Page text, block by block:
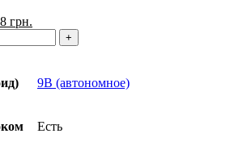
грн.
9В (автономное)
Есть